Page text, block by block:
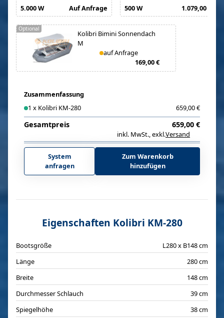
5.000 W Auf Anfrage 500 W 1.079,00 €
Kolibri Bimini Sonnendach
M
auf Anfrage
169,00 €
Optional
Zusammenfassung
1 x Kolibri KM-280 659,00 €
Gesamtpreis
inkl. MwSt.,exkl.Versand
659,00 €
System
anfragen
Zum Warenkorb
hinzufügen
Eigenschaften Kolibri KM-280
Bootsgröße
L280 x B148 cm
Länge
280 cm
Breite
148 cm
Durchmesser Schlauch
39 cm
Spiegelhöhe
38 cm